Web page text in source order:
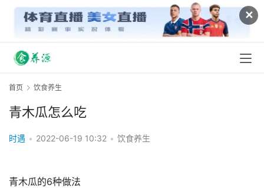
✕
首页 饮食养生
青木瓜怎么吃
时遇 • 2022-06-19 10:32 • 饮食养生
青木瓜的6种做法